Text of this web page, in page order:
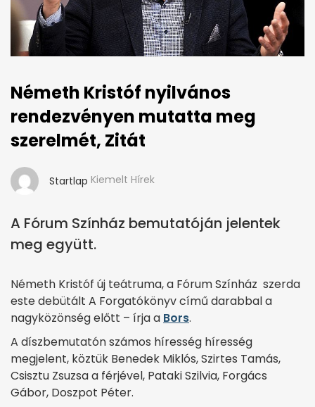
Németh Kristóf nyilvános
rendezvényen mutatta meg
szerelmét, Zitát
Startlap Kiemelt Hírek
A Fórum Színház bemutatóján jelentek
meg együtt.
Németh Kristóf új teátruma, a Fórum Színház szerda
este debütált A Forgatókönyv című darabbal a
nagyközönség előtt – írja a Bors.
A díszbemutatón számos híresség híresség
megjelent, köztük Benedek Miklós, Szirtes Tamás,
Csisztu Zsuzsa a férjével, Pataki Szilvia, Forgács
Gábor, Doszpot Péter.